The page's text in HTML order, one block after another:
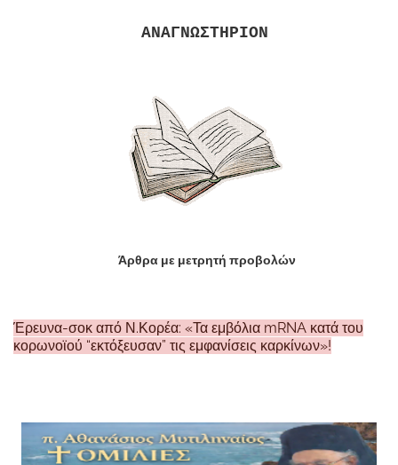
ΑΝΑΓΝΩΣΤΗΡΙΟΝ
Άρθρα με μετρητή προβολών
Έρευνα-σοκ από Ν.Κορέα: «Τα εμβόλια mRNA κατά του
κορωνοϊού “εκτόξευσαν” τις εμφανίσεις καρκίνων»!